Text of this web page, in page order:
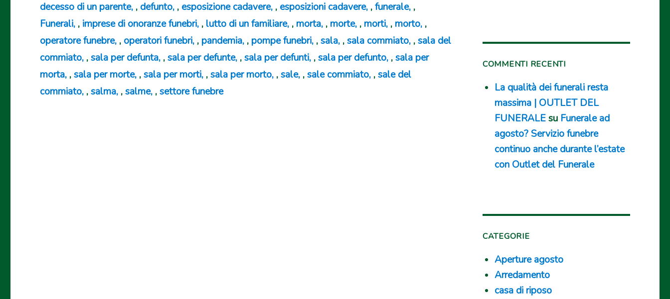
decesso di un parente , defunto , esposizione cadavere , esposizioni cadavere ,funerale ,
Funerali , imprese di onoranze funebri , lutto di un familiare , morta , morte , morti , morto ,
operatore funebre , operatori funebri , pandemia , pompe funebri ,sala ,sala commiato ,sala del
commiato ,sala per defunta ,sala per defunte ,sala per defunti ,sala per defunto ,sala per
morta ,sala per morte ,sala per morti ,sala per morto ,sale ,sale commiato ,sale del
commiato ,salma ,salme ,settore funebre
COMMENTI RECENTI
La qualità dei funerali resta
massima | OUTLET DEL
FUNERALEsu Funerale ad
agosto? Servizio funebre
continuo anche durante l’estate
con Outlet del Funerale
CATEGORIE
Aperture agosto
Arredamento
casa di riposo